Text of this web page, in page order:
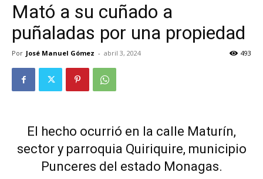
Mató a su cuñado a
puñaladas por una propiedad
Por José Manuel Gómez - abril 3, 2024 493
El hecho ocurrió en la calle Maturín,
sector y parroquia Quiriquire, municipio
Punceres del estado Monagas.